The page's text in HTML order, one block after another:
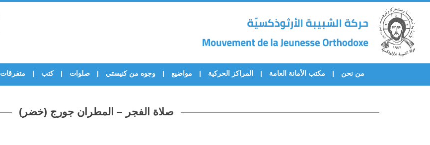
من نحن مكتب الأمانة العامة المراكز الحركية مواضيع وجوه من كنيستي صلوات كتب متفرقات
صلاة الفجر – المطران جورج (خضر)